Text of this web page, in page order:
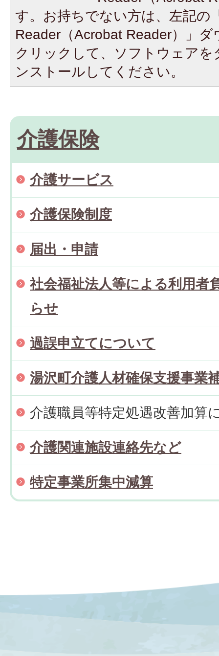
す。お持ちでない方は、左記の
Reader（Acrobat Reader）」
クリックして、ソフトウェア
ンストールしてください。
介護保険
介護サービス
介護保険制度
届出・申請
社会福祉法人等による利用者
らせ
過誤申立てについて
湯沢町介護人材確保支援事業
介護職員等特定処遇改善加算
介護関連施設連絡先など
特定事業所集中減算